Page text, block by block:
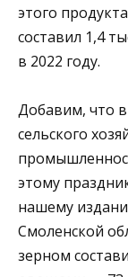
этого
составил 1,4
в 2022 году.
Добавим, что
сельского
этому
нашему
Смоленской
зерном